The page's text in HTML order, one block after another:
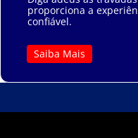
proporciona a
confiável.
Saiba Mais